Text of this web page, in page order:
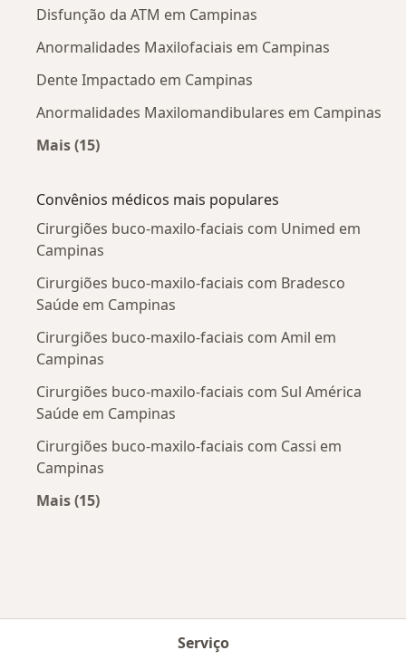
Disfunção da ATM em Campinas
Anormalidades Maxilofaciais em Campinas
Dente Impactado em Campinas
Anormalidades Maxilomandibulares em Campinas
Mais (15)
Convênios médicos mais populares
Cirurgiões buco-maxilo-faciais com Unimed em
Campinas
Cirurgiões buco-maxilo-faciais com Bradesco
Saúde em Campinas
Cirurgiões buco-maxilo-faciais com Amil em
Campinas
Cirurgiões buco-maxilo-faciais com Sul América
Saúde em Campinas
Cirurgiões buco-maxilo-faciais com Cassi em
Campinas
Mais (15)
Serviço